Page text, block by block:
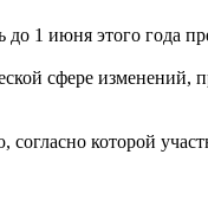
1 июня этого года
сфере
которой